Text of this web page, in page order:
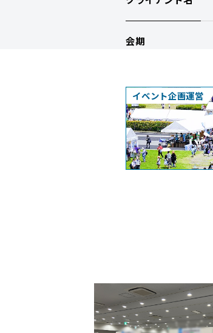
会期
イベント企画運営